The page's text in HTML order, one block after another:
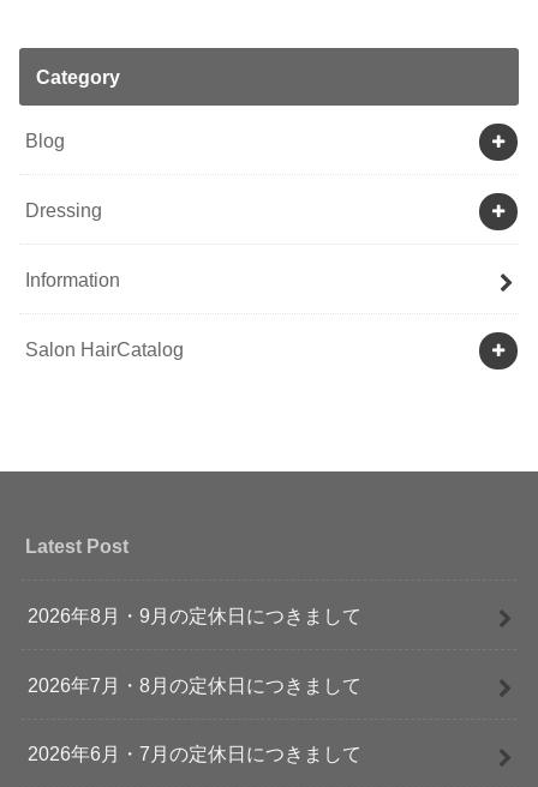
Category
Blog
Dressing
Information
Salon HairCatalog
Latest Post
2026年8月・9月の定休日につきまして
2026年7月・8月の定休日につきまして
2026年6月・7月の定休日につきまして